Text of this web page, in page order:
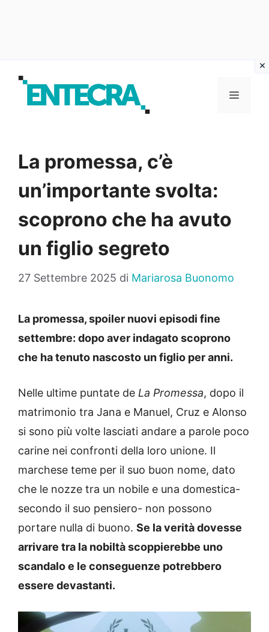
contenuto
MENU
La promessa, c’è
un’importante svolta:
scoprono che ha avuto
un figlio segreto
27 Settembre 2025 di Mariarosa Buonomo
La promessa, spoiler nuovi episodi fine
settembre: dopo aver indagato scoprono
che ha tenuto nascosto un figlio per anni.
Nelle ultime puntate de La Promessa, dopo il
matrimonio tra Jana e Manuel, Cruz e Alonso
si sono più volte lasciati andare a parole poco
carine nei confronti della loro unione. Il
marchese teme per il suo buon nome, dato
che le nozze tra un nobile e una domestica-
secondo il suo pensiero- non possono
portare nulla di buono. Se la verità dovesse
arrivare tra la nobiltà scoppierebbe uno
scandalo e le conseguenze potrebbero
essere devastanti.